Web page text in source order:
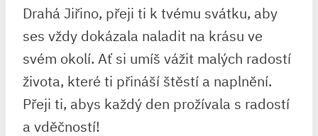
Drahá Jiřino, přeji ti k tvému svátku, aby
ses vždy dokázala naladit na krásu ve
svém okolí. Ať si umíš vážit malých radostí
života, které ti přináší štěstí a naplnění.
Přeji ti, abys každý den prožívala s radostí
a vděčností!